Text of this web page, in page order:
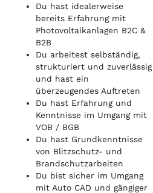
Du hast idealerweise
bereits Erfahrung mit
Photovoltaikanlagen B2C &
B2B
Du arbeitest selbständig,
strukturiert und zuverlässig
und hast ein
überzeugendes Auftreten
Du hast Erfahrung und
Kenntnisse im Umgang mit
VOB / BGB
Du hast Grundkenntnisse
von Blitzschutz- und
Brandschutzarbeiten
Du bist sicher im Umgang
mit Auto CAD und gängiger